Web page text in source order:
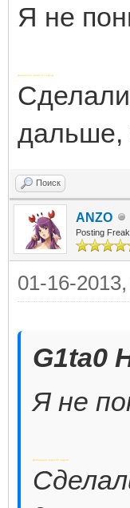
Я не
Добавлено через 55 секунд
дальше,
Поиск
ANZO
Posting Freak
01-16-
G1ta0
Я не
Добавлено через 55 секунд